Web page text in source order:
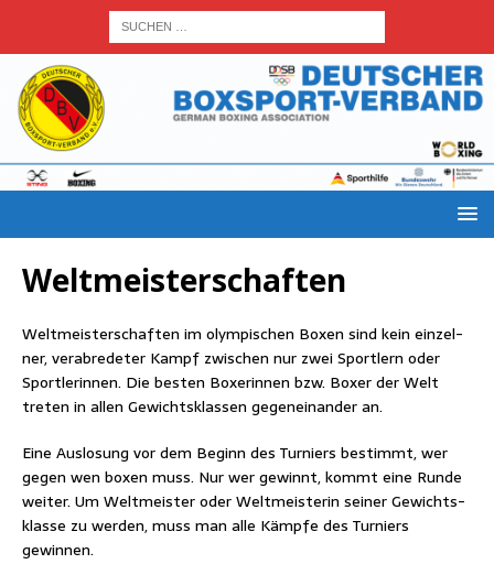
Welt­meis­ter­schaf­ten
Welt­meis­ter­schaf­ten im olym­pi­schen Boxen sind kein ein­zel­
ner, ver­ab­re­de­ter Kampf zwi­schen nur zwei Sport­lern oder
Sport­le­rin­nen. Die bes­ten Boxe­rin­nen bzw. Boxer der Welt
tre­ten in allen Gewichts­klas­sen gegen­ein­an­der an.
Eine Aus­lo­sung vor dem Beginn des Tur­niers bestimmt, wer
gegen wen boxen muss. Nur wer gewinnt, kommt eine Run­de
wei­ter. Um Welt­meis­ter oder Welt­meis­te­rin sei­ner Gewichts­
klas­se zu wer­den, muss man alle Kämp­fe des Tur­niers
gewinnen.